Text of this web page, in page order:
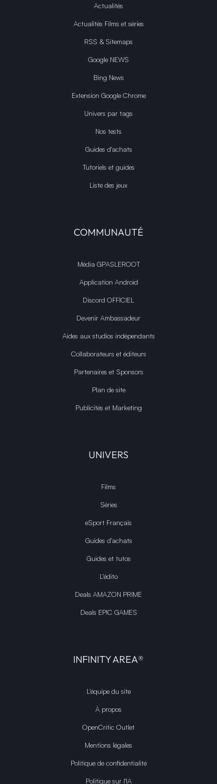
Actualités
Actualités Films et séries
RSS & Sitemaps
Google NEWS
Bing News
Extension Google Chrome
Univers par tags
Nos tests
Guides d'achats
Tutoriels et guides
Liste des jeux
COMMUNAUTÉ
Média GPASLEROOT
Application Android
Discord OFFICIEL
Devenir Ambassadeur
Aides aux studios indépendants
Collaborateurs et éditeurs
Partenaires et Sponsors
Plan de site
Publicités et Marketing
UNIVERS
Films
Séries
eSport Français
Guides d’achats
Guides et tutos
L'édito
Deals AMAZON PRIME
Deals EPIC GAMES
INFINITY AREA®
L'équipe du site
À propos
OpenCritic Outlet
Mentions légales
Politique de confidentialité
Politique sur l'IA